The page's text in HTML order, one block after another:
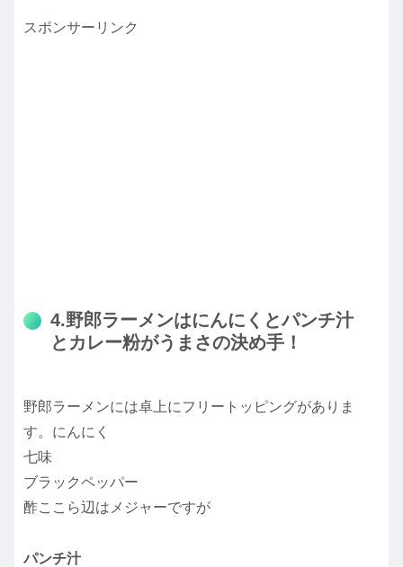
スポンサーリンク
4.野郎ラーメンはにんにくとパンチ汁
とカレー粉がうまさの決め手！
野郎ラーメンには卓上にフリートッピングがありま
す。にんにく
七味
ブラックペッパー
酢ここら辺はメジャーですが
パンチ汁